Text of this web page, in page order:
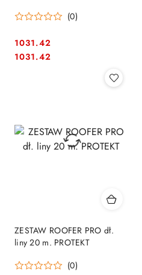
(0)
Cena:
1031.42
Cena:
1031.42
ZESTAW ROOFER PRO dł.
liny 20 m. PROTEKT
(0)